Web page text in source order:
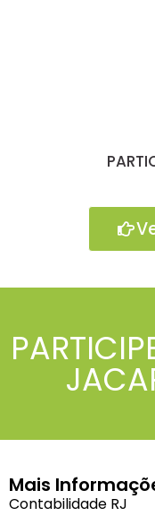
Mais
Contabilidade RJ